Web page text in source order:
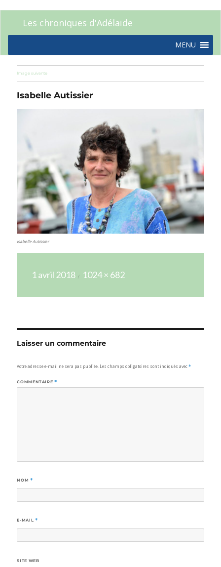
Les chroniques d'Adélaïde
MENU
Image suivante
Isabelle Autissier
Isabelle Autissier
le
1 avril 2018
réelle
1024 × 682
Laisser un commentaire
Votre adresse e-mail ne sera pas publiée. Les champs obligatoires sont indiqués avec*
COMMENTAIRE *
NOM *
E-MAIL *
SITE WEB